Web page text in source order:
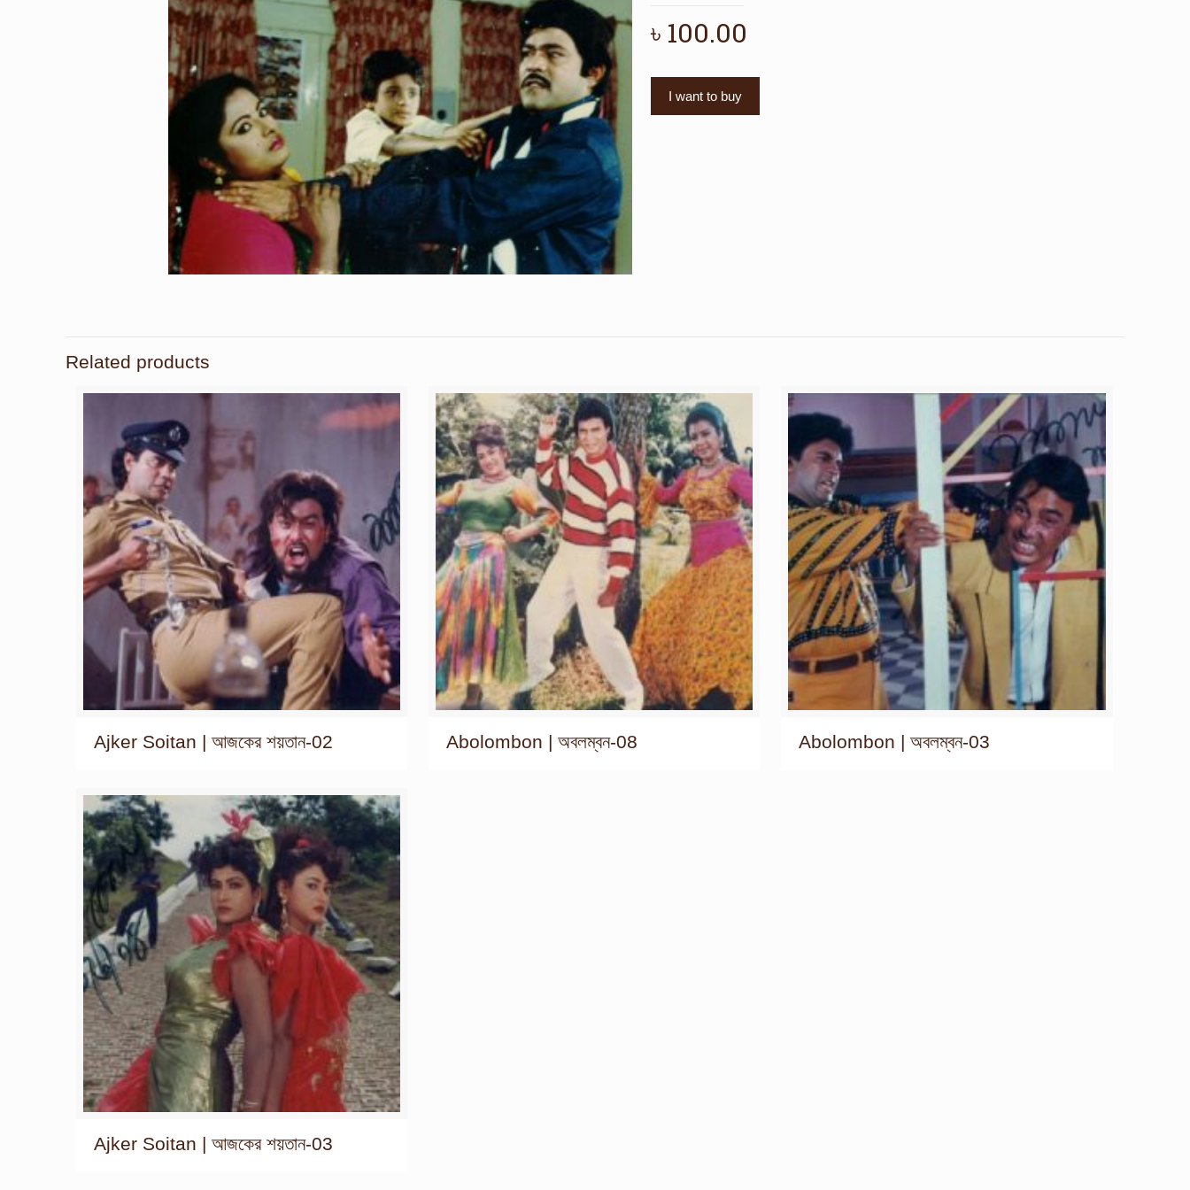
৳ 100.00
I want to buy
Related products
Ajker Soitan | আজকের শয়তান-02 Abolombon | অবলম্বন-08 Abolombon | অবলম্বন-03
Ajker Soitan | আজকের শয়তান-03